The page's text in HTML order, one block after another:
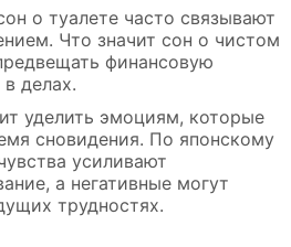
о туалете часто связывают
Что значит сон о чистом
финансовую
делах.
уделить эмоциям, которые
сновидения. По японскому
усиливают
а негативные могут
трудностях.